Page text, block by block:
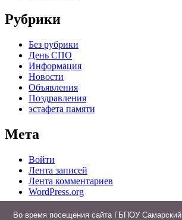
Рубрики
Без рубрики
День СПО
Информация
Новости
Объявления
Поздравления
эстафета памяти
Мета
Войти
Лента записей
Лента комментариев
WordPress.org
Во время посещения сайта ГБПОУ Самарский